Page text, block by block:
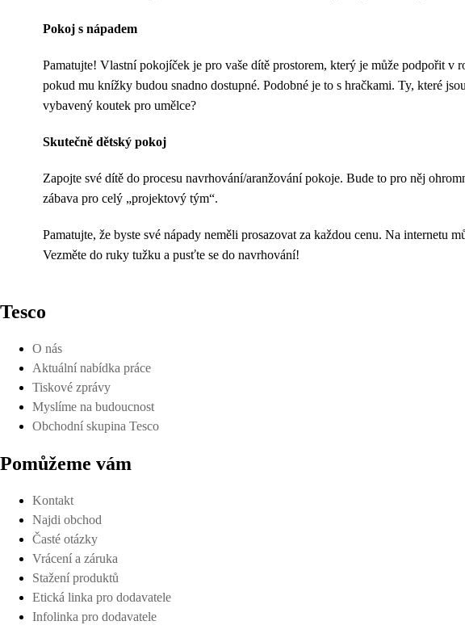
Pokoj s nápadem
Pamatujte! Vlastní pokojíček je pro vaše dítě prostorem, který je může podpořit
pokud mu knížky budou snadno dostupné. Podobné je to s hračkami. Ty, které
vybavený koutek pro umělce?
Skutečně dětský pokoj
Zapojte své dítě do procesu navrhování/aranžování pokoje. Bude to pro něj
zábava pro celý „projektový tým“.
Pamatujte, že byste své nápady neměli prosazovat za každou cenu. Na internetu
Vezměte do ruky tužku a pusťte se do navrhování!
Tesco
O nás
Aktuální nabídka práce
Tiskové zprávy
Myslíme na budoucnost
Obchodní skupina Tesco
Pomůžeme vám
Kontakt
Najdi obchod
Časté otázky
Vrácení a záruka
Stažení produktů
Etická linka pro dodavatele
Infolinka pro dodavatele